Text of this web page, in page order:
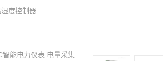
度控制器
智能电力仪表 电量采集